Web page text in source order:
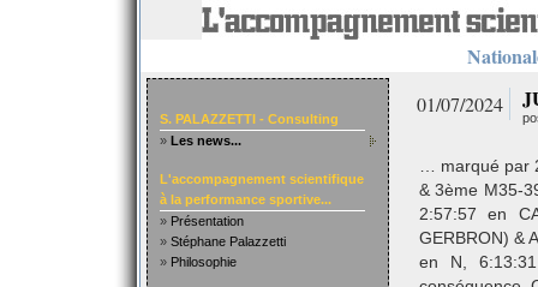
S. PALAZZETTI - Consulting
» Les news...
L'accompagnement scientifique
à la performance sportive...
» Présentation
» Stéphane Palazzetti
» Philosophie
01/07/2024
… marqué par
& 3ème M35-
2:57:57 en
GERBRON) &
en N,